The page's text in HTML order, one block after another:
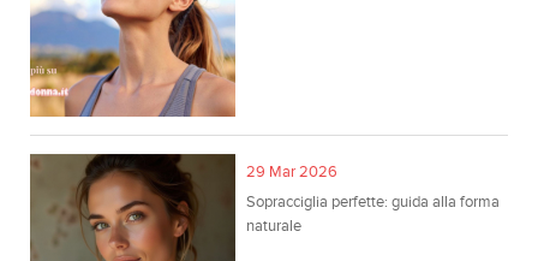
29 Mar 2026
Sopracciglia perfette: guida alla forma
naturale